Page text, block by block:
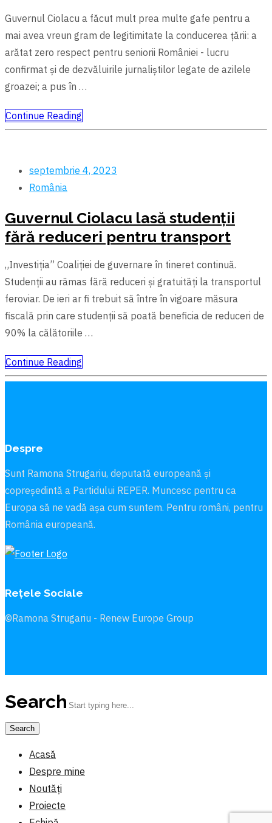
Guvernul Ciolacu a făcut mult prea multe gafe pentru a
mai avea vreun gram de legitimitate la conducerea țării: a
arătat zero respect pentru seniorii României - lucru
confirmat și de dezvăluirile jurnaliștilor legate de azilele
groazei; a pus în …
Continue Reading
septembrie 4, 2023
România
Guvernul Ciolacu lasă studenții
fără reduceri pentru transport
„Investiția” Coaliției de guvernare în tineret continuă.
Studenții au rămas fără reduceri și gratuități la transportul
feroviar. De ieri ar fi trebuit să între în vigoare măsura
fiscală prin care studenții să poată beneficia de reduceri de
90% la călătoriile …
Continue Reading
Despre
Sunt Ramona Strugariu, deputată europeană și
copreședintă a Partidului REPER. Muncesc pentru ca
Europa să ne vadă aşa cum suntem. Pentru români, pentru
România europeană.
Rețele Sociale
©Ramona Strugariu - Renew Europe Group
Search
Acasă
Despre mine
Noutăți
Proiecte